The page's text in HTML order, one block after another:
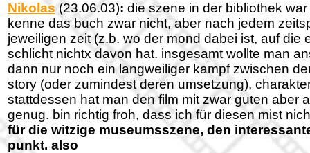
Nikolas(23.06.03): die szene in der bibliothek
kenne das buch zwar nicht, aber nach jedem
jeweiligen zeit (z.b. wo der mond dabei ist, auf
schlicht nichtx davon hat. insgesamt wollte man
dann nur noch ein langweiliger kampf zwischen
story (oder zumindest deren umsetzung),
stattdessen hat man den film mit zwar guten aber
genug. bin richtig froh, dass ich für diesen mist
für die witzige museumsszene, den
punkt. also